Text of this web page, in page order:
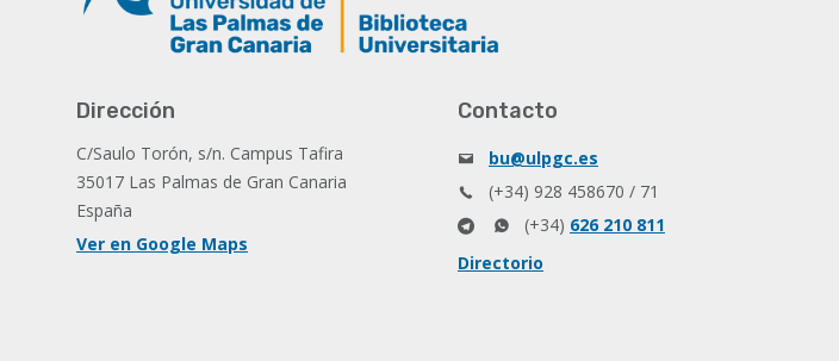
Dirección
C/Saulo Torón, s/n. Campus Tafira
35017 Las Palmas de Gran Canaria
España
Ver en Google Maps
Contacto
bu@ulpgc.es
(+34) 928 458670 / 71
(+34) 626 210 811
Directorio